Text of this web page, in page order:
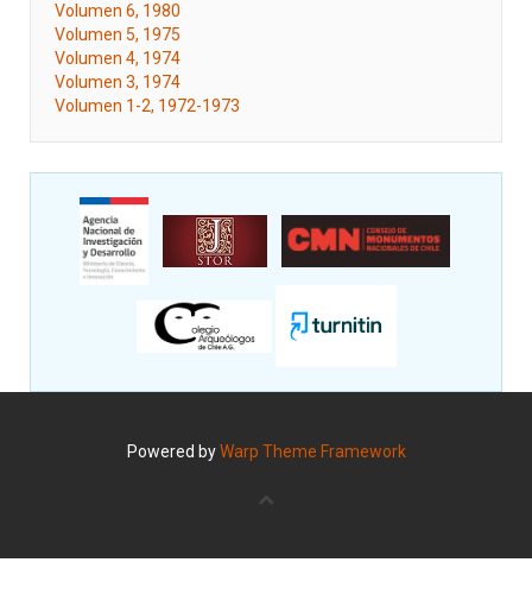
Volumen 6, 1980
Volumen 5, 1975
Volumen 4, 1974
Volumen 3, 1974
Volumen 1-2, 1972-1973
Powered byWarp Theme Framework